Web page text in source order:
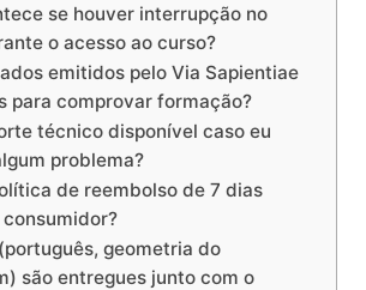
se houver interrupção no
o acesso ao curso?
emitidos pelo Via Sapientiae
para comprovar formação?
técnico disponível caso eu
problema?
de reembolso de 7 dias
geometria do
são entregues junto com o